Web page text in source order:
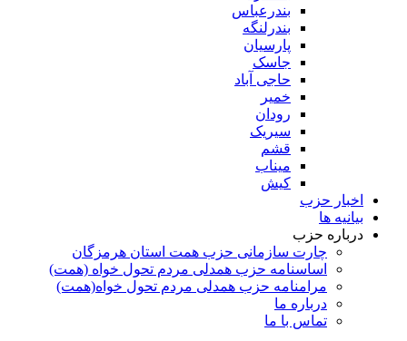
بندرعباس
بندرلنگه
پارسیان
جاسک
حاجی آباد
خمیر
رودان
سیریک
قشم
میناب
کیش
اخبار حزب
بیانیه ها
درباره حزب
چارت سازمانی حزب همت استان هرمزگان
اساسنامه حزب همدلی مردم تحول خواه (همت)
مرامنامه حزب همدلی مردم تحول خواه(همت)
درباره ما
تماس با ما